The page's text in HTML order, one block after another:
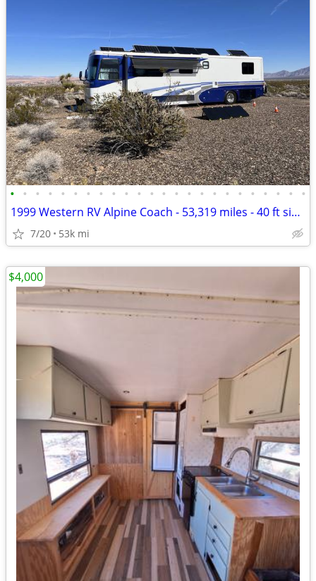
• • • • • • • • • • • • • • • • • • • • • • • •
1999 Western RV Alpine Coach - 53,319 miles - 40 ft single slide
7/20 53k mi
$4,000